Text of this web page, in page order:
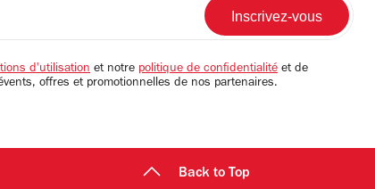
d'utilisation et notre politique de confidentialité et de
offres et promotionnelles de nos partenaires.
Back to Top